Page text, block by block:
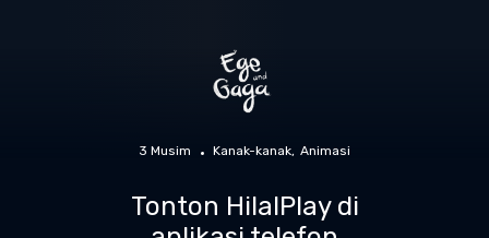
3 Musim Kanak-kanak Animasi
Tonton HilalPlay di